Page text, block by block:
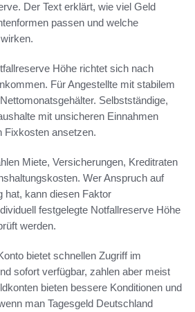
Der Text erklärt, wie viel Geld
passen und welche
Höhe richtet sich nach
Für Angestellte mit stabilem
Selbstständige,
mit unsicheren Einnahmen
Fixkosten ansetzen.
Miete, Versicherungen, Kreditraten
Wer Anspruch auf
hat, kann diesen Faktor
festgelegte Notfallreserve Höhe
werden.
bietet schnellen Zugriff im
sofort verfügbar, zahlen aber meist
bieten bessere Konditionen und
man Tagesgeld Deutschland